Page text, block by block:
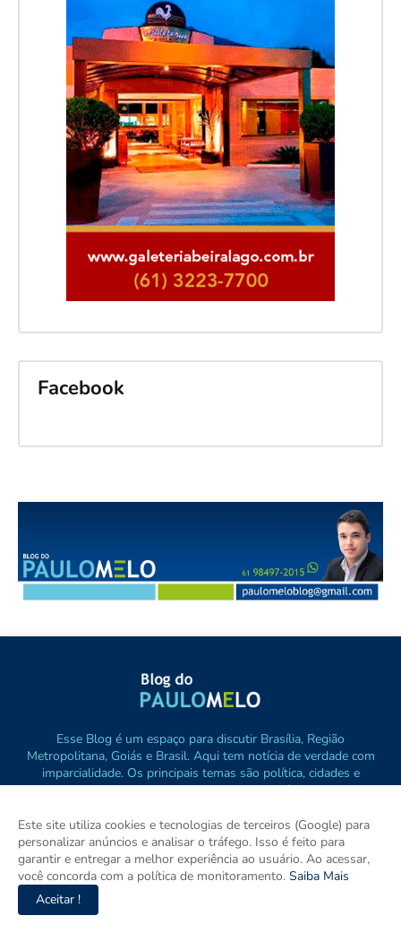
Facebook
Esse Blog é um espaço para discutir Brasília, Região
Metropolitana, Goiás e Brasil. Aqui tem notícia de verdade com
imparcialidade. Os principais temas são política, cidades e
empreendedorismo. DRT 0010556/DF.
Este site utiliza cookies e tecnologias de terceiros (Google) para
personalizar anúncios e analisar o tráfego. Isso é feito para
garantir e entregar a melhor experiência ao usuário. Ao acessar,
você concorda com a política de monitoramento. Saiba Mais
Aceitar !